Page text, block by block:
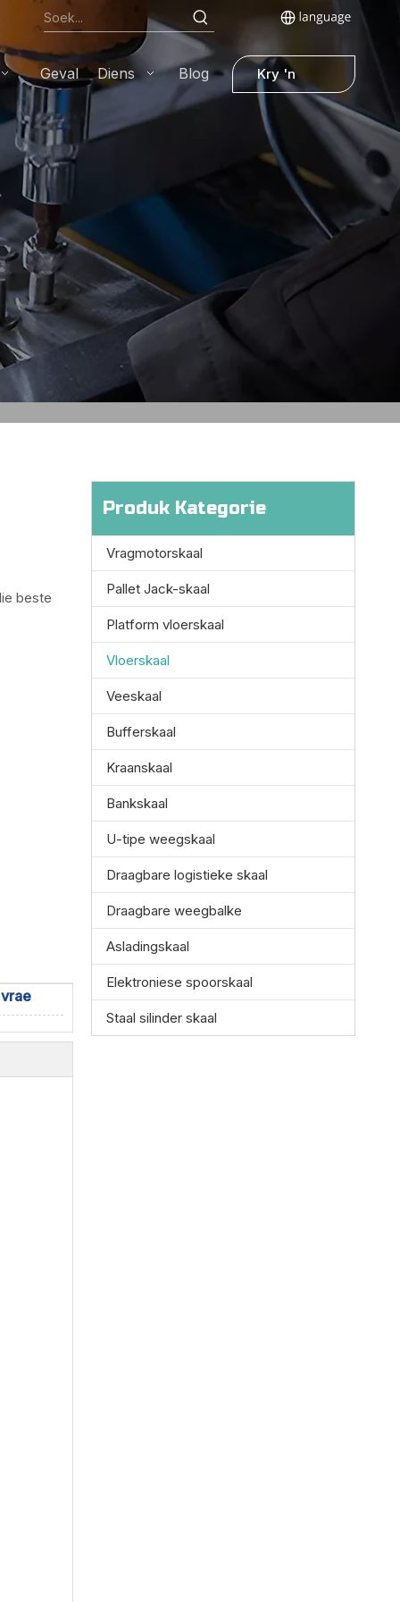
Geval Diens Blog Kry 'n
kwotasie
beste
Produk Kategorie
Vragmotorskaal
Pallet Jack-skaal
Platform vloerskaal
Vloerskaal
Veeskaal
Bufferskaal
Kraanskaal
Bankskaal
U-tipe weegskaal
Draagbare logistieke skaal
Draagbare weegbalke
Asladingskaal
Elektroniese spoorskaal
Staal silinder skaal